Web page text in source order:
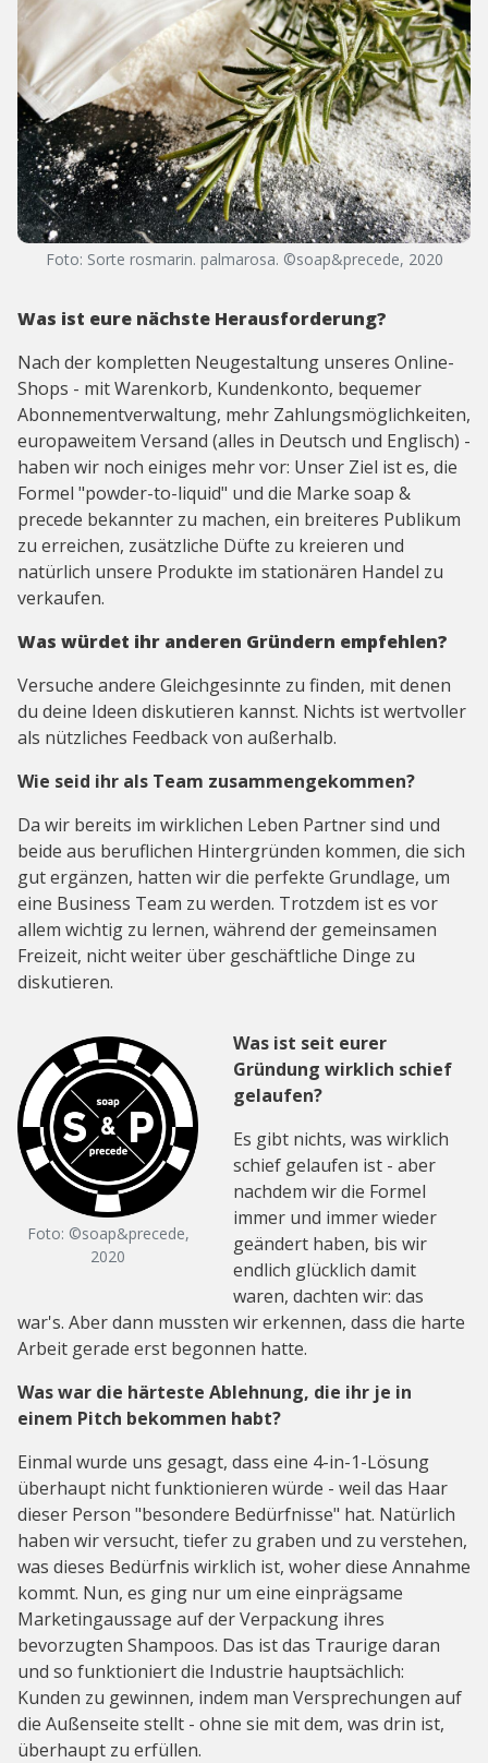
Foto: Sorte rosmarin. palmarosa. ©soap&precede, 2020
Was ist eure nächste Herausforderung?
Nach der kompletten Neugestaltung unseres Online-
Shops - mit Warenkorb, Kundenkonto, bequemer
Abonnementverwaltung, mehr Zahlungsmöglichkeiten,
europaweitem Versand (alles in Deutsch und Englisch) -
haben wir noch einiges mehr vor: Unser Ziel ist es, die
Formel "powder-to-liquid" und die Marke soap &
precede bekannter zu machen, ein breiteres Publikum
zu erreichen, zusätzliche Düfte zu kreieren und
natürlich unsere Produkte im stationären Handel zu
verkaufen.
Was würdet ihr anderen Gründern empfehlen?
Versuche andere Gleichgesinnte zu finden, mit denen
du deine Ideen diskutieren kannst. Nichts ist wertvoller
als nützliches Feedback von außerhalb.
Wie seid ihr als Team zusammengekommen?
Da wir bereits im wirklichen Leben Partner sind und
beide aus beruflichen Hintergründen kommen, die sich
gut ergänzen, hatten wir die perfekte Grundlage, um
eine Business Team zu werden. Trotzdem ist es vor
allem wichtig zu lernen, während der gemeinsamen
Freizeit, nicht weiter über geschäftliche Dinge zu
diskutieren.
Foto: ©soap&precede,
2020
Was ist seit eurer
Gründung wirklich schief
gelaufen?
Es gibt nichts, was wirklich
schief gelaufen ist - aber
nachdem wir die Formel
immer und immer wieder
geändert haben, bis wir
endlich glücklich damit
waren, dachten wir: das
war's. Aber dann mussten wir erkennen, dass die harte
Arbeit gerade erst begonnen hatte.
Was war die härteste Ablehnung, die ihr je in
einem Pitch bekommen habt?
Einmal wurde uns gesagt, dass eine 4-in-1-Lösung
überhaupt nicht funktionieren würde - weil das Haar
dieser Person "besondere Bedürfnisse" hat. Natürlich
haben wir versucht, tiefer zu graben und zu verstehen,
was dieses Bedürfnis wirklich ist, woher diese Annahme
kommt. Nun, es ging nur um eine einprägsame
Marketingaussage auf der Verpackung ihres
bevorzugten Shampoos. Das ist das Traurige daran
und so funktioniert die Industrie hauptsächlich:
Kunden zu gewinnen, indem man Versprechungen auf
die Außenseite stellt - ohne sie mit dem, was drin ist,
überhaupt zu erfüllen.